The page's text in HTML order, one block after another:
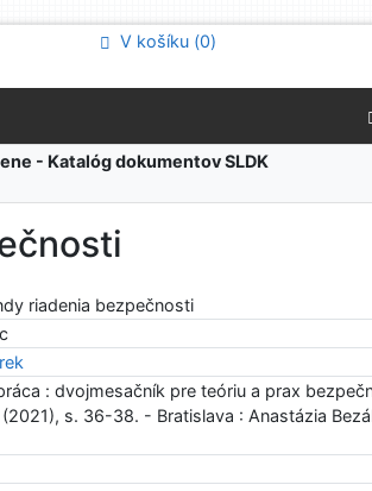
V košíku (0)
- Katalóg dokumentov SLDK
riadenia bezpečnosti
: dvojmesačník pre teóriu a prax
s. 36-38. - Bratislava : Anastázia